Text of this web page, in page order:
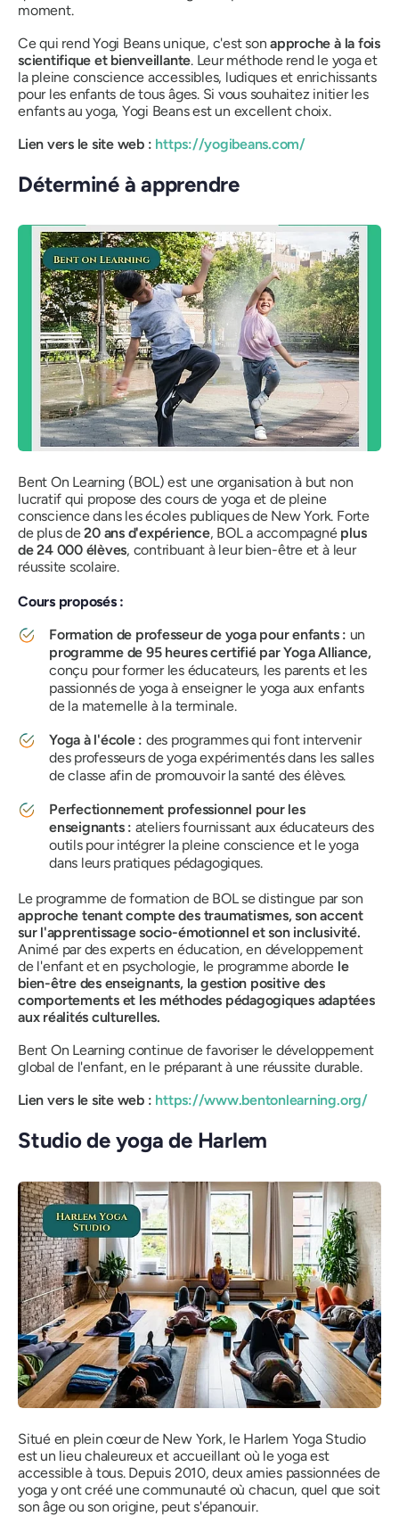
moment.
Ce qui rend Yogi Beans unique, c'est sonapproche à la fois
scientifique et bienveillante. Leur méthode rend le yoga et
la pleine conscience accessibles, ludiques et enrichissants
pour les enfants de tous âges. Si vous souhaitez initier les
enfants au yoga, Yogi Beans est un excellent choix.
Lien vers le site web : https://yogibeans.com/
Déterminé à apprendre
Bent On Learning (BOL) est une organisation à but non
lucratif qui propose des cours de yoga et de pleine
conscience dans les écoles publiques de New York. Forte
de plus de20 ans d'expérience, BOL a accompagné plus
de 24 000 élèves, contribuant à leur bien-être et à leur
réussite scolaire.
Cours proposés :
Formation de professeur de yoga pour enfants : un
programme de 95 heures certifié par Yoga Alliance,
conçu pour former les éducateurs, les parents et les
passionnés de yoga à enseigner le yoga aux enfants
de la maternelle à la terminale.
Yoga à l'école : des programmes qui font intervenir
des professeurs de yoga expérimentés dans les salles
de classe afin de promouvoir la santé des élèves.
Perfectionnement professionnel pour les
enseignants : ateliers fournissant aux éducateurs des
outils pour intégrer la pleine conscience et le yoga
dans leurs pratiques pédagogiques.
Le programme de formation de BOL se distingue par son
approche tenant compte des traumatismes, son accent
sur l'apprentissage socio-émotionnel et son inclusivité.
Animé par des experts en éducation, en développement
de l'enfant et en psychologie, le programme aborde le
bien-être des enseignants, la gestion positive des
comportements et les méthodes pédagogiques adaptées
aux réalités culturelles.
Bent On Learning continue de favoriser le développement
global de l'enfant, en le préparant à une réussite durable.
Lien vers le site web : https://www.bentonlearning.org/
Studio de yoga de Harlem
Situé en plein cœur de New York, le Harlem Yoga Studio
est un lieu chaleureux et accueillant où le yoga est
accessible à tous. Depuis 2010, deux amies passionnées de
yoga y ont créé une communauté où chacun, quel que soit
son âge ou son origine, peut s'épanouir.